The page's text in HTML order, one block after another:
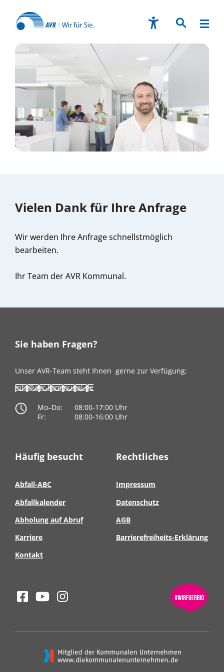
Vielen Dank für Ihre Anfrage
Wir werden Ihre Anfrage schnellstmöglich
bearbeiten.
Ihr Team der AVR Kommunal.
Sie haben Fragen?
Unser AVR-Team steht Ihnen gerne zur Verfügung:
info@avr-kommunal.de
Mo–Do:
08:00-17:00 Uhr
Fr:
08:00-16:00 Uhr
Häufig besucht
Abfall-ABC
Abfallkalender
Abholung auf Abruf
Karriere
Kontakt
Rechtliches
Impressum
Datenschutz
AGB
Barrierefreiheits-Erklärung